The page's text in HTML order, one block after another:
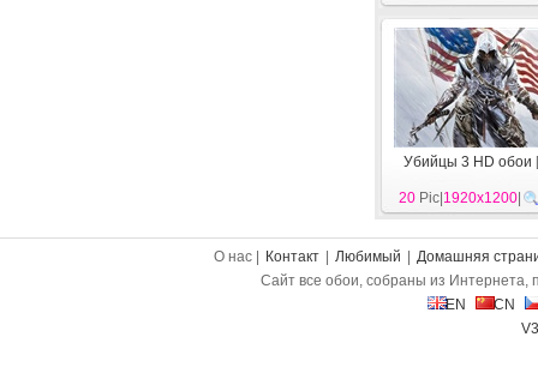
Убийцы 3 HD обои
20 Pic| 1920x1200
О нас | Контакт Любимый
Домашняя
Сайт все обои, собраны из Интернета,
EN
CN